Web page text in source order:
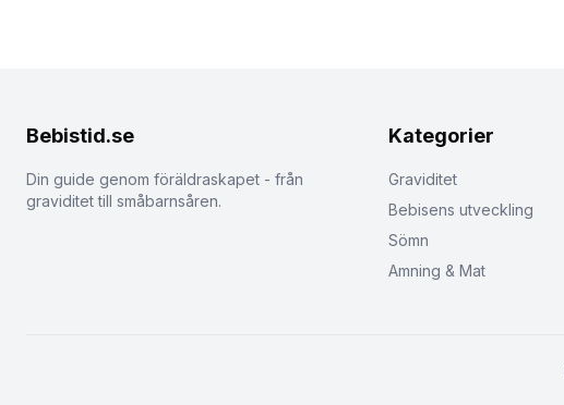
Bebistid.se
Din guide genom föräldraskapet - från
graviditet till småbarnsåren.
Kategorier
Graviditet
Bebisens utveckling
Sömn
Amning & Mat